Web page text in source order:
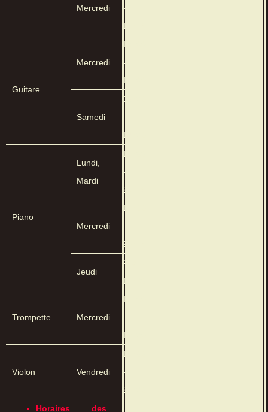
Mercredi
–
17h45
Guitare
Mercredi
13h00
–
15h00
Samedi
08h30
–
12h30
Piano
Lundi,
Mardi
14h00
–
20h45
Mercredi
13h00
–
20h45
Jeudi
Avant
17h30
Trompette Mercredi
17h00
–
19h30
Violon Vendredi
15h00
–
20h30
Horaires des